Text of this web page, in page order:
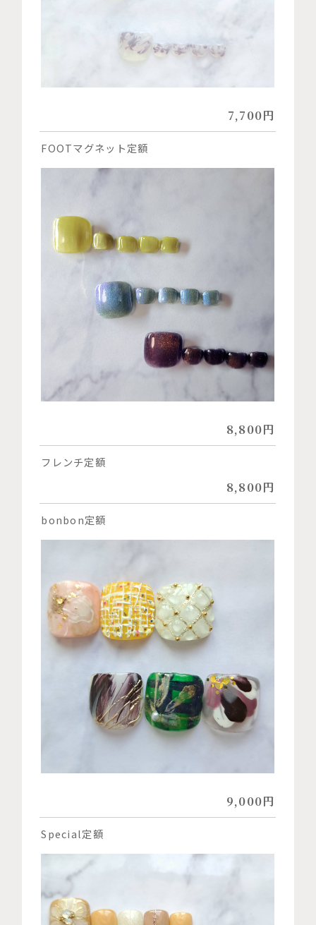
7,700円
FOOTマグネット定額
8,800円
フレンチ定額
8,800円
bonbon定額
9,000円
Special定額